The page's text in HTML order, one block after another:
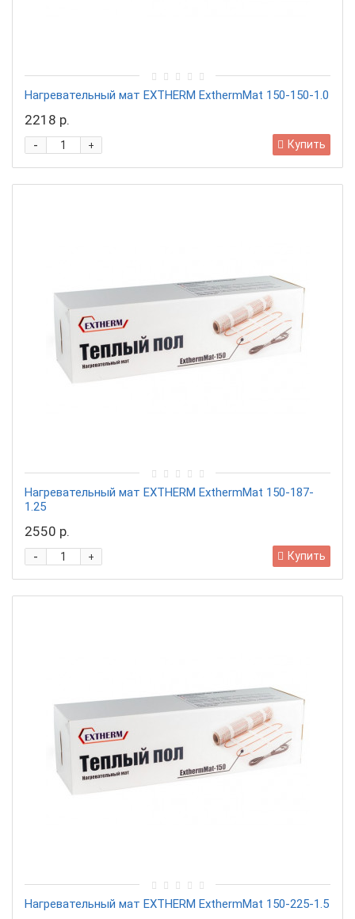
Нагревательный мат EXTHERM ExthermMat 150-150-1.0
2218 р.
+
- Купить
Нагревательный мат EXTHERM ExthermMat 150-187-
1.25
2550 р.
+
- Купить
Нагревательный мат EXTHERM ExthermMat 150-225-1.5